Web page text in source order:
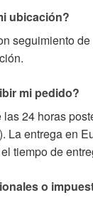
ubicación?
seguimiento
mi pedido?
24 horas
La entrega en
tiempo de
o